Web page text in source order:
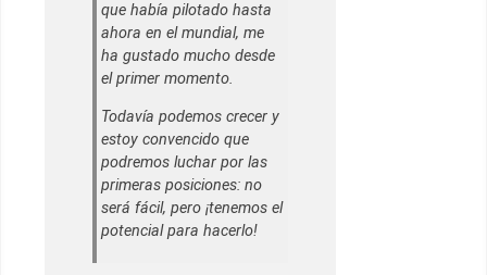
que había pilotado hasta
ahora en el mundial, me
ha gustado mucho desde
el primer momento.
Todavía podemos crecer y
estoy convencido que
podremos luchar por las
primeras posiciones: no
será fácil, pero ¡tenemos el
potencial para hacerlo!